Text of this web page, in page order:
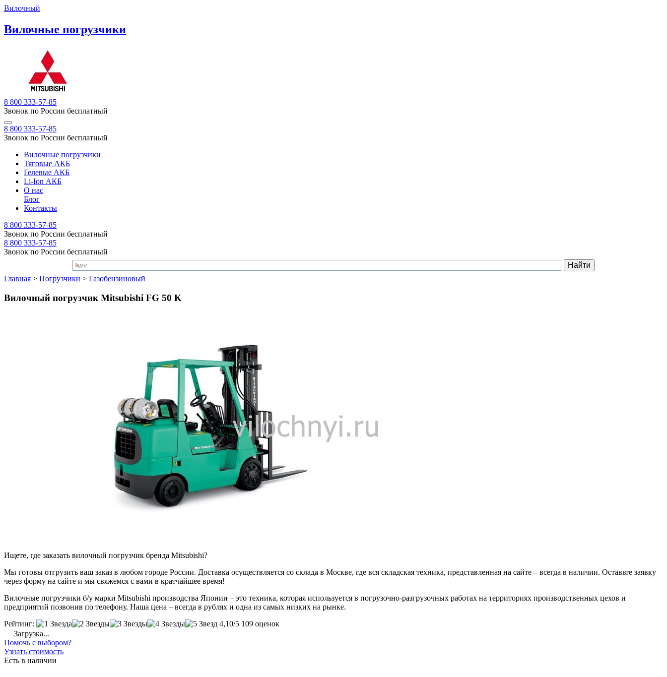
Вилочный
Вилочные погрузчики
8 800 333-57-85
Звонок по России бесплатный
8 800 333-57-85
Звонок по России бесплатный
Вилочные погрузчики
Тяговые АКБ
Гелевые АКБ
Li-Ion АКБ
О нас
Блог
Контакты
8 800 333-57-85
Звонок по России бесплатный
8 800 333-57-85
Звонок по России бесплатный
Главная > Погрузчики > Газобензиновый
Вилочный погрузчик Mitsubishi FG 50 K
Ищете, где заказать вилочный погрузчик бренда Mitsubishi?
Мы готовы отгрузить ваш заказ в любом городе России. Доставка осуществляется со склада в Москве, где вся складская техника, представленная на сайте – всегда в наличии. Оставьте заявку
через форму на сайте и мы свяжемся с вами в кратчайшее время!
Вилочные погрузчики б/у марки Mitsubishi производства Японии – это техника, которая используется в погрузочно-разгрузочных работах на территориях производственных цехов и
предприятий позвонив по телефону. Наша цена – всегда в рублях и одна из самых низких на рынке.
Рейтинг:
4,10/5 109 оценок
Загрузка...
Помочь с выбором?
Узнать стоимость
Есть в наличии